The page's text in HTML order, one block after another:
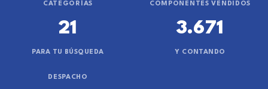
CATEGORÍAS
21
PARA TU BÚSQUEDA
COMPONENTES VENDIDOS
3.671
Y CONTANDO
DESPACHO